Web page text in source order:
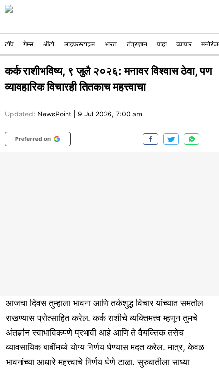
टॉप गेम्स ऑटो लाइफस्टाइल भारत तंत्रज्ञान पाहा व्यापार
कर्क राशीभविष्य, ९ जुलै २०२६: मनावर विश्वास ठेवा, पण
व्यावहारिक विचारही तितकाच महत्त्वाचा
Updated: NewsPoint 9 Jul 2026, 7:00 am
आजचा दिवस तुम्हाला भावना आणि तर्कशुद्ध विचार यांच्यात समतोल
राखण्यास प्रोत्साहित करेल. कर्क राशीचे व्यक्तिमत्त्व म्हणून तुमचे
अंतर्ज्ञान स्वाभाविकपणे प्रभावी आहे आणि ते वैयक्तिक तसेच
व्यावसायिक बाबींमध्ये योग्य निर्णय घेण्यास मदत करेल. मात्र, केवळ
भावनांच्या आधारे महत्त्वाचे निर्णय घेणे टाळा. सुरुवातीला साध्या